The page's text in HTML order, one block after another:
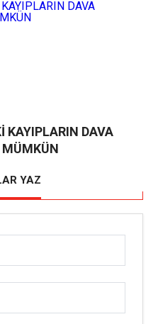
KAYIPLARIN DAVA
YAZ